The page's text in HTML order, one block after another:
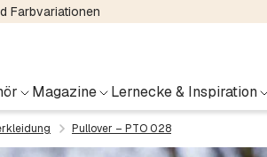
Farbvariationen
Magazine Lernecke & Inspiration
Pullover – PTO 028